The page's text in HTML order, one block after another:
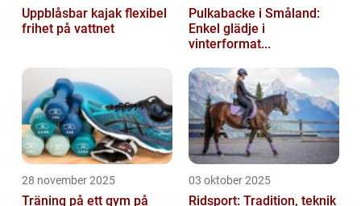
Uppblåsbar kajak flexibel
frihet på vattnet
Pulkabacke i Småland:
Enkel glädje i
vinterformat...
28 november 2025
Träning på ett gym på
03 oktober 2025
Ridsport: Tradition, teknik